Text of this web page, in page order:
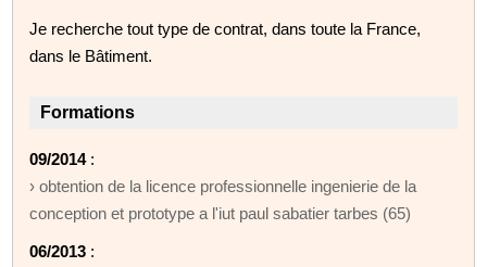
Je recherche tout type de contrat, dans toute la France,
dans le Bâtiment.
Formations
09/2014:
› obtention de la licence professionnelle ingenierie de la
conception et prototype a l'iut paul sabatier tarbes (65)
06/2013 :